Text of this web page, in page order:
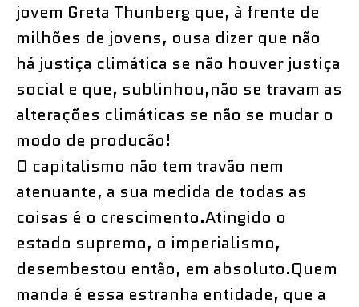
jovem Greta Thunberg que, à frente de
milhões de jovens, ousa dizer que não
há justiça climática se não houver justiça
social e que, sublinhou,não se travam as
alterações climáticas se não se mudar o
modo de producão!
O capitalismo não tem travão nem
atenuante, a sua medida de todas as
coisas é o crescimento.Atingido o
estado supremo, o imperialismo,
desembestou então, em absoluto.Quem
manda é essa estranha entidade, que a